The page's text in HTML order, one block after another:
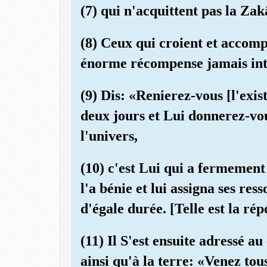
(7) qui n'acquittent pas la
(8) Ceux qui croient et
énorme récompense jamais
(9) Dis: «Renierez-vous
deux jours et Lui donnerez-
l'univers,
(10) c'est Lui qui a fermement
l'a bénie et lui assigna ses
d'égale durée. [Telle est la
(11) Il S'est ensuite adressé
ainsi qu'à la terre: «Venez